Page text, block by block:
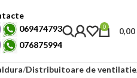
069474793
076875994
0 0,00
Distribuitoare de ventilatie